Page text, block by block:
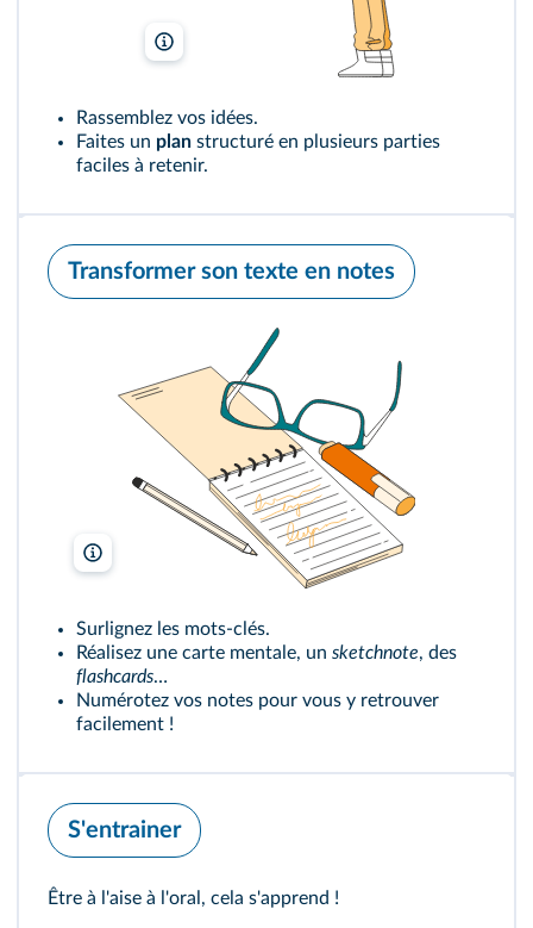
Rassemblez vos idées.
Faites un plan structuré en plusieurs parties
faciles à retenir.
Transformer son texte en notes
Surlignez les mots‑clés.
Réalisez une carte mentale, un sketchnote, des
flashcards…
Numérotez vos notes pour vous y retrouver
facilement !
S'entrainer
Être à l'aise à l'oral, cela s'apprend !